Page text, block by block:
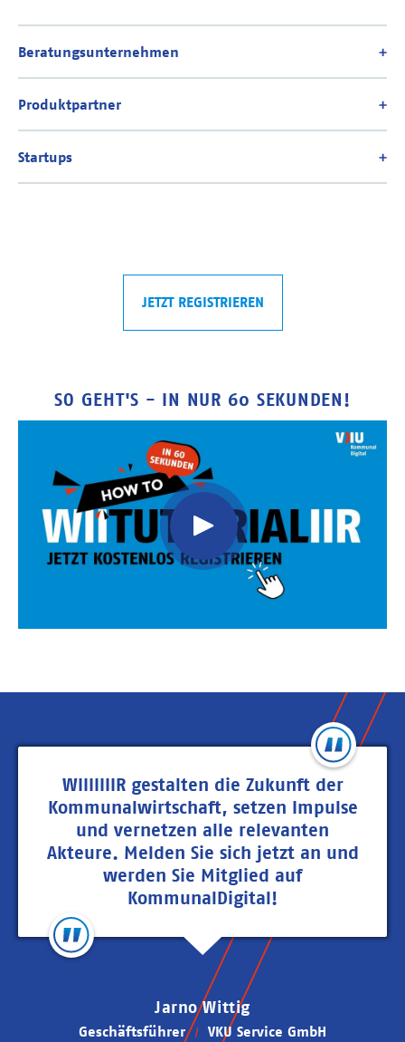
JETZT REGISTRIEREN
SO GEHT'S - IN NUR 60 SEKUNDEN!
WIIIIIIIR gestalten die Zukunft der
Kommunalwirtschaft, setzen Impulse
und vernetzen alle relevanten
Akteure. Melden Sie sich jetzt an und
werden Sie Mitglied auf
KommunalDigital!
Jarno Wittig
Geschäftsführer VKU Service GmbH